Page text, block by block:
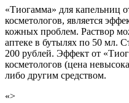
«Тиогамма» для капельниц
косметологов, является
кожных проблем. Раствор
аптеке в бутылях по 50 мл.
200 рублей. Эффект от
косметологов (цена
либо другим средством.
«>